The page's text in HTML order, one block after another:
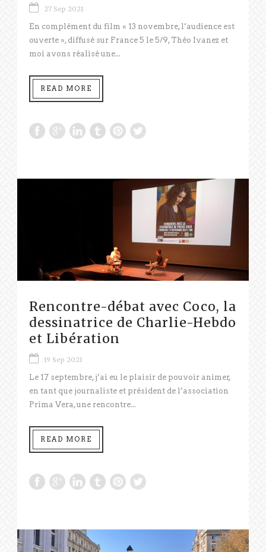
27 Sep 2021
En complément du film « 13 novembre, l’audience est
ouverte », diffusé sur France 5 le 5/9, Théo Ivanez et
moi avons réalisé une...
READ MORE
Rencontre-débat avec Coco, la
dessinatrice de Charlie-Hebdo
et Libération
19 Sep 2021
Le 17 septembre, j’ai eu le plaisir de pouvoir animer,
en tant que journaliste et président de l’association
Prima Vera, une rencontre...
READ MORE